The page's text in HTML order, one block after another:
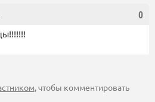
0
, чтобы комментировать